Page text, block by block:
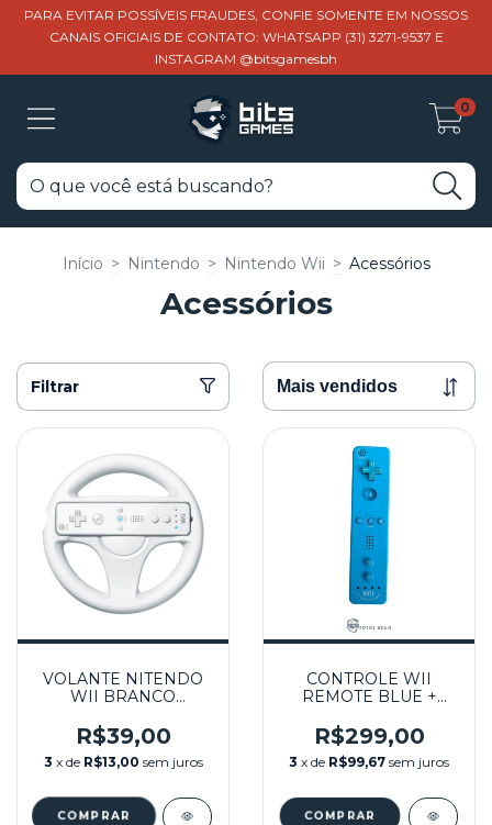
PARA EVITAR POSSÍVEIS FRAUDES, CONFIE SOMENTE EM NOSSOS
CANAIS OFICIAIS DE CONTATO: WHATSAPP (31) 3271-9537 E
INSTAGRAM @bitsgamesbh
0
Início > Nintendo > Nintendo Wii > Acessórios
Acessórios
Filtrar
VOLANTE NITENDO
WII BRANCO
R$39,00
3 x de R$13,00 sem juros
CONTROLE WII
REMOTE BLUE +
INSIDE SEMINOVO -
WII
R$299,00
3 x de R$99,67 sem juros